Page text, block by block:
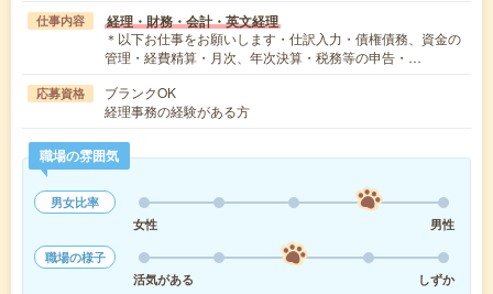
仕事内容 経理・財務・会計・英文経理
＊以下お仕事をお願いします・仕訳入力・債権債務、資金の
管理・経費精算・月次、年次決算・税務等の申告・…
応募資格
ブランクOK
経理事務の経験がある方
職場の雰囲気
男女比率
女性
男性
職場の様子
活気がある
しずか